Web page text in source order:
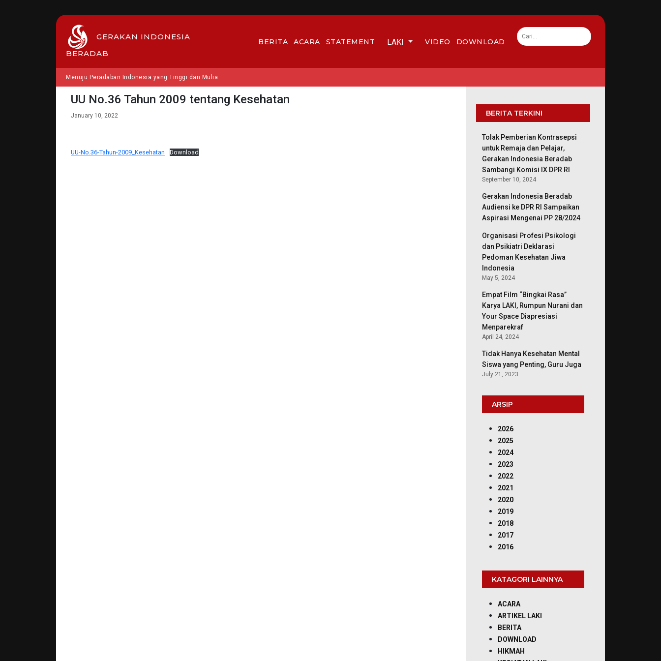
GERAKAN INDONESIA
BERADAB
BERITA ACARA STATEMENT LAKI VIDEO DOWNLOAD
Menuju Peradaban Indonesia yang Tinggi dan Mulia
UU No.36 Tahun 2009 tentang Kesehatan
January 10, 2022
UU-No.36-Tahun-2009_Kesehatan Download
BERITA TERKINI
Tolak Pemberian Kontrasepsi
untuk Remaja dan Pelajar,
Gerakan Indonesia Beradab
Sambangi Komisi IX DPR RI
September 10, 2024
Gerakan Indonesia Beradab
Audiensi ke DPR RI Sampaikan
Aspirasi Mengenai PP 28/2024
Organisasi Profesi Psikologi
dan Psikiatri Deklarasi
Pedoman Kesehatan Jiwa
Indonesia
May 5, 2024
Empat Film “Bingkai Rasa”
Karya LAKI, Rumpun Nurani dan
Your Space Diapresiasi
Menparekraf
April 24, 2024
Tidak Hanya Kesehatan Mental
Siswa yang Penting, Guru Juga
July 21, 2023
ARSIP
2026
2025
2024
2023
2022
2021
2020
2019
2018
2017
2016
KATAGORI LAINNYA
ACARA
ARTIKEL LAKI
BERITA
DOWNLOAD
HIKMAH